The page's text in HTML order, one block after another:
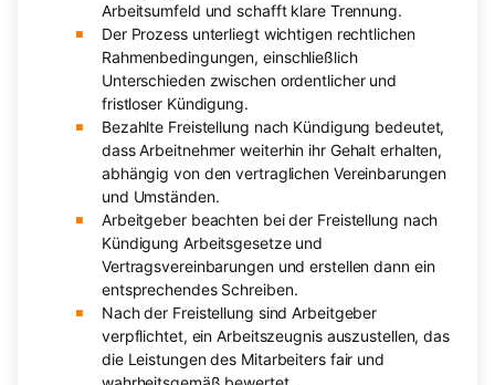
Arbeitsumfeld und schafft klare Trennung.
Der Prozess unterliegt wichtigen rechtlichen
Rahmenbedingungen, einschließlich
Unterschieden zwischen ordentlicher und
fristloser Kündigung.
Bezahlte Freistellung nach Kündigung bedeutet,
dass Arbeitnehmer weiterhin ihr Gehalt erhalten,
abhängig von den vertraglichen Vereinbarungen
und Umständen.
Arbeitgeber beachten bei der Freistellung nach
Kündigung Arbeitsgesetze und
Vertragsvereinbarungen und erstellen dann ein
entsprechendes Schreiben.
Nach der Freistellung sind Arbeitgeber
verpflichtet, ein Arbeitszeugnis auszustellen, das
die Leistungen des Mitarbeiters fair und